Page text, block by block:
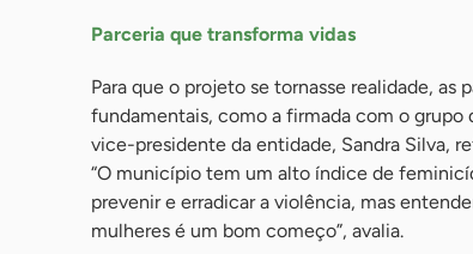
Parceria que transforma vidas
Para que o projeto se tornasse realidade,
fundamentais, como a firmada com o grupo
vice-presidente da entidade, Sandra Silva,
“O município tem um alto índice de
prevenir e erradicar a violência, mas
mulheres é um bom começo”, avalia.